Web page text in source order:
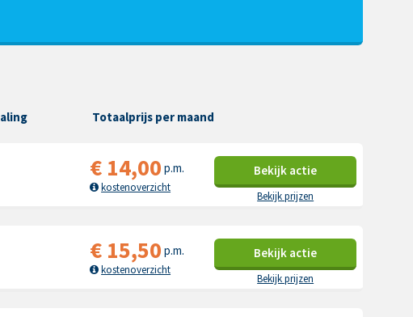
Totaalprijs per maand
€ 14,00 p.m.
kostenoverzicht
Bekijk actie
Bekijk prijzen
€ 15,50 p.m.
kostenoverzicht
Bekijk actie
Bekijk prijzen